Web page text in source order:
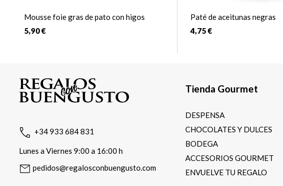
Mousse foie gras de pato con higos
5,90 €
Paté de aceitunas negras
4,75 €
+34 933 684 831
Lunes a Viernes 9:00 a 16:00 h
pedidos@regalosconbuengusto.com
Tienda Gourmet
DESPENSA
CHOCOLATES Y DULCES
BODEGA
ACCESORIOS GOURMET
ENVUELVE TU REGALO